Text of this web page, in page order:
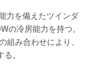
力を備えたツインダ
の冷房能力を持つ。
み合わせにより、
。